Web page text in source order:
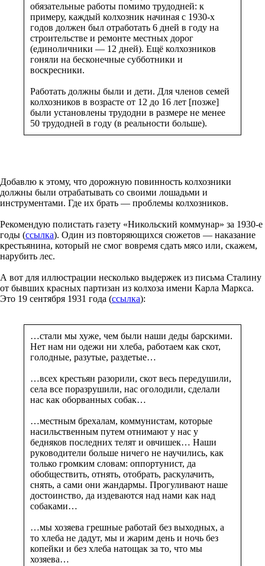
обязательные работы помимо трудодней: к
примеру, каждый колхозник начиная с 1930-х
годов должен был отработать 6 дней в году на
строительстве и ремонте местных дорог
(единоличники — 12 дней). Ещё колхозников
гоняли на бесконечные субботники и
воскресники.
Работать должны были и дети. Для членов семей
колхозников в возрасте от 12 до 16 лет [позже]
были установлены трудодни в размере не менее
50 трудодней в году (в реальности больше).
Добавлю к этому, что дорожную повинность колхозники
должны были отрабатывать со своими лошадьми и
инструментами. Где их брать — проблемы колхозников.
Рекомендую полистать газету «Никольский коммунар» за 1930-е
годы (ссылка). Один из повторяющихся сюжетов — наказание
крестьянина, который не смог вовремя сдать мясо или, скажем,
нарубить лес.
А вот для иллюстрации несколько выдержек из письма Сталину
от бывших красных партизан из колхоза имени Карла Маркса.
Это 19 сентября 1931 года (ссылка):
…стали мы хуже, чем были наши деды барскими.
Нет нам ни одежи ни хлеба, работаем как скот,
голодные, разутые, раздетые…
…всех крестьян разорили, скот весь передушили,
села все поразрушили, нас оголодили, сделали
нас как оборванных собак…
…местным брехалам, коммунистам, которые
насильственным путем отнимают у нас у
бедняков последних телят и овчишек… Наши
руководители больше ничего не научились, как
только громким словам: оппортунист, да
обобществить, отнять, отобрать, раскулачить,
снять, а сами они жандармы. Прогуливают наше
достоинство, да издеваются над нами как над
собаками…
…мы хозяева грешные работай без выходных, а
то хлеба не дадут, мы и жарим день и ночь без
копейки и без хлеба натощак за то, что мы
хозяева…